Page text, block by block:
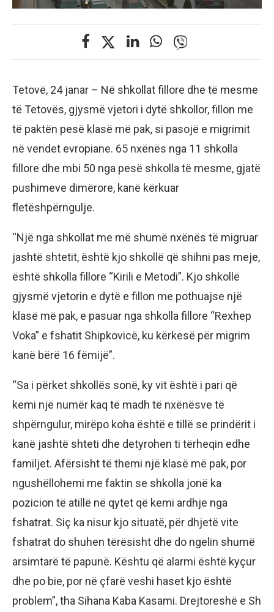
Tetovë, 24 janar – Në shkollat fillore dhe të mesme
të Tetovës, gjysmë vjetori i dytë shkollor, fillon me
të paktën pesë klasë më pak, si pasojë e migrimit
në vendet evropiane. 65 nxënës nga 11 shkolla
fillore dhe mbi 50 nga pesë shkolla të mesme, gjatë
pushimeve dimërore, kanë kërkuar
fletëshpërngulje.
“Një nga shkollat me më shumë nxënës të migruar
jashtë shtetit, është kjo shkollë që shihni pas meje,
është shkolla fillore “Kirili e Metodi”. Kjo shkollë
gjysmë vjetorin e dytë e fillon me pothuajse një
klasë më pak, e pasuar nga shkolla fillore “Rexhep
Voka” e fshatit Shipkovicë, ku kërkesë për migrim
kanë bërë 16 fëmijë”.
“Sa i përket shkollës sonë, ky vit është i pari që
kemi një numër kaq të madh të nxënësve të
shpërngulur, mirëpo koha është e tillë se prindërit i
kanë jashtë shteti dhe detyrohen ti tërheqin edhe
familjet. Afërsisht të themi një klasë më pak, por
ngushëllohemi me faktin se shkolla jonë ka
pozicion të atillë në qytet që kemi ardhje nga
fshatrat. Siç ka nisur kjo situatë, për dhjetë vite
fshatrat do shuhen tërësisht dhe do ngelin shumë
arsimtarë të papunë. Kështu që alarmi është kyçur
dhe po bie, por në çfarë veshi haset kjo është
problem”, tha Sihana Kaba Kasami. Drejtoreshë e Sh